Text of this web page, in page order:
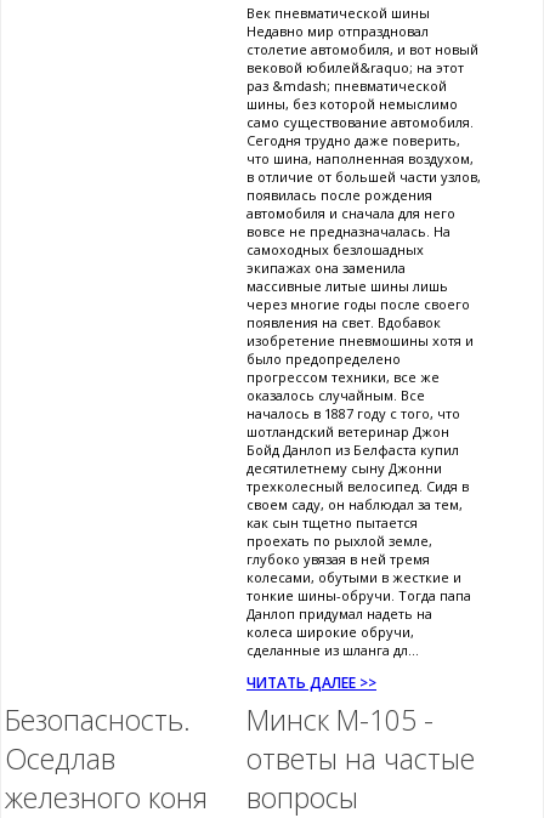
Век пневматической шины
Недавно мир отпраздновал
столетие автомобиля, и вот новый
вековой юбилей&raquo; на этот
раз &mdash; пневматической
шины, без которой немыслимо
само существование автомобиля.
Сегодня трудно даже поверить,
что шина, наполненная воздухом,
в отличие от большей части узлов,
появилась после рождения
автомобиля и сначала для него
вовсе не предназначалась. На
самоходных безлошадных
экипажах она заменила
массивные литые шины лишь
через многие годы после своего
появления на свет. Вдобавок
изобретение пневмошины хотя и
было предопределено
прогрессом техники, все же
оказалось случайным. Все
началось в 1887 году с того, что
шотландский ветеринар Джон
Бойд Данлоп из Белфаста купил
десятилетнему сыну Джонни
трехколесный велосипед. Сидя в
своем саду, он наблюдал за тем,
как сын тщетно пытается
проехать по рыхлой земле,
глубоко увязая в ней тремя
колесами, обутыми в жесткие и
тонкие шины-обручи. Тогда папа
Данлоп придумал надеть на
колеса широкие обручи,
сделанные из шланга дл...
ЧИТАТЬ ДАЛЕЕ >>
Безопасность.
Оседлав
железного коня
Минск М-105 -
ответы на частые
вопросы